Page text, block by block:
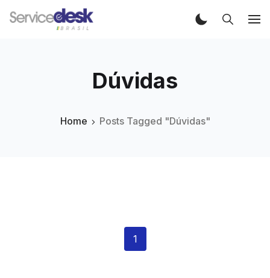
Dúvidas
Home Posts Tagged "Dúvidas"
1